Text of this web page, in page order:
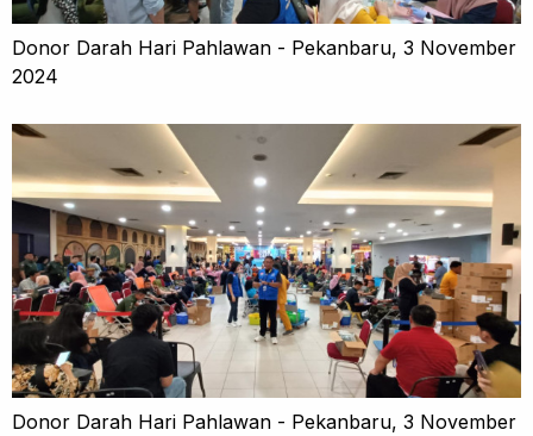
Donor Darah Hari Pahlawan - Pekanbaru, 3 November
2024
Donor Darah Hari Pahlawan - Pekanbaru, 3 November